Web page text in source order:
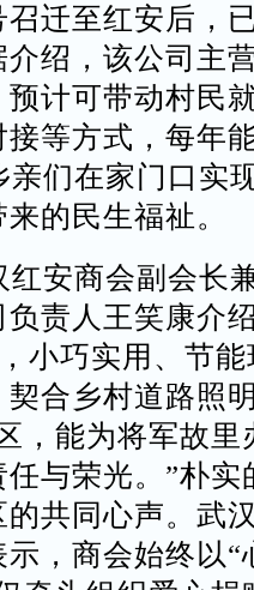
迁至红安后，
绍，该公司主
计可带动村民
等方式，每年
们在家门口实
的民生福祉。
安商会副会长
责人王笑康介
小巧实用、节
合乡村道路照
，能为将军故里
与荣光。”朴实
共同心声。武
，商会始终以“